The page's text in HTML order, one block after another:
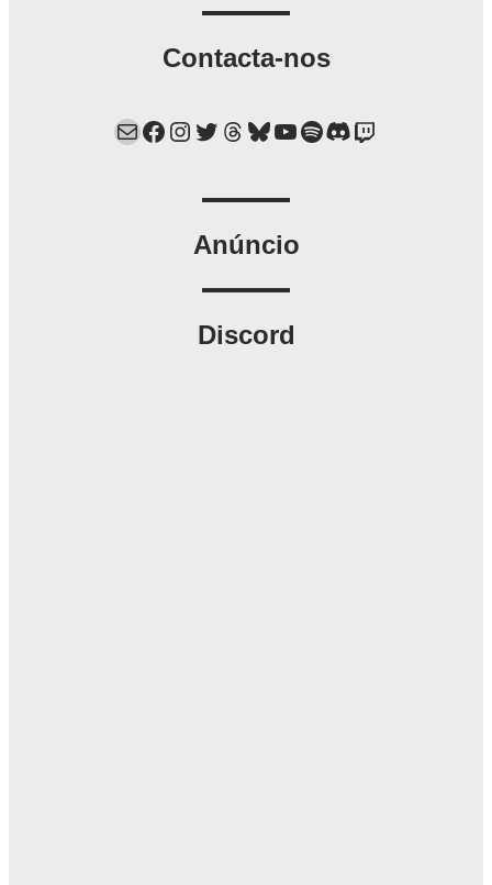
Contacta-nos
Mail Facebook Instagram Twitter Threads Bluesky YouTube Spotify Discord Twitch
Anúncio
Discord